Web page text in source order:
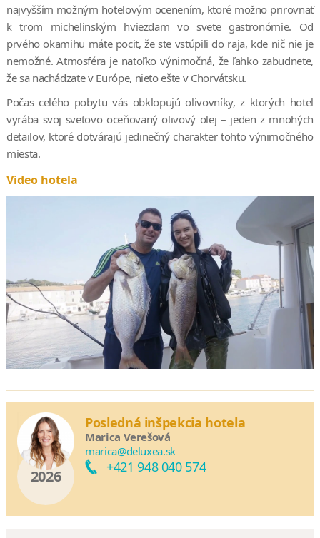
najvyšším možným hotelovým ocenením, ktoré možno prirovnať
k trom michelinským hviezdam vo svete gastronómie. Od
prvého okamihu máte pocit, že ste vstúpili do raja, kde nič nie je
nemožné. Atmosféra je natoľko výnimočná, že ľahko zabudnete,
že sa nachádzate v Európe, nieto ešte v Chorvátsku.
Počas celého pobytu vás obklopujú olivovníky, z ktorých hotel
vyrába svoj svetovo oceňovaný olivový olej – jeden z mnohých
detailov, ktoré dotvárajú jedinečný charakter tohto výnimočného
miesta.
Video hotela
2026
Posledná inšpekcia hotela
Marica Verešová
marica@deluxea.sk
+421 948 040 574